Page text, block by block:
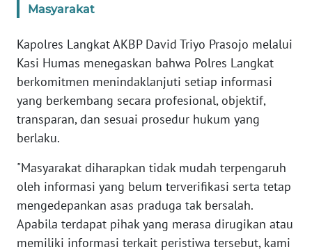
Masyarakat
Kapolres Langkat AKBP David Triyo Prasojo melalui
Kasi Humas menegaskan bahwa Polres Langkat
berkomitmen menindaklanjuti setiap informasi
yang berkembang secara profesional, objektif,
transparan, dan sesuai prosedur hukum yang
berlaku.
"Masyarakat diharapkan tidak mudah terpengaruh
oleh informasi yang belum terverifikasi serta tetap
mengedepankan asas praduga tak bersalah.
Apabila terdapat pihak yang merasa dirugikan atau
memiliki informasi terkait peristiwa tersebut, kami
SUMBAR
WN
BENGKULU
WN
LAMPUNG
WN
JATENG